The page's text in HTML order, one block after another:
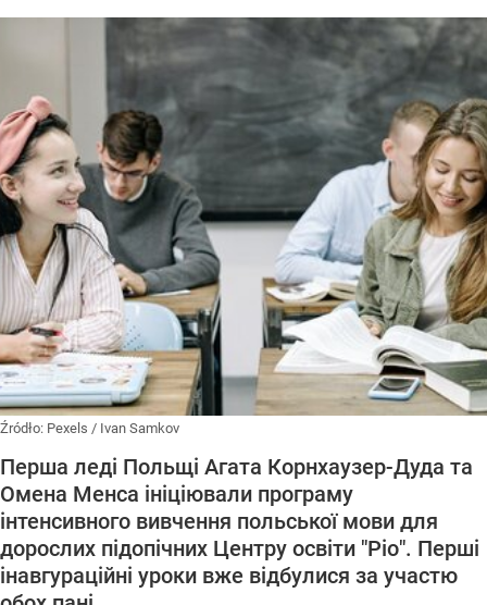
Źródło: Pexels / Ivan Samkov
Перша леді Польщі Агата Корнхаузер-Дуда та
Омена Менса ініціювали програму
інтенсивного вивчення польської мови для
дорослих підопічних Центру освіти "Ріо". Перші
інавгураційні уроки вже відбулися за участю